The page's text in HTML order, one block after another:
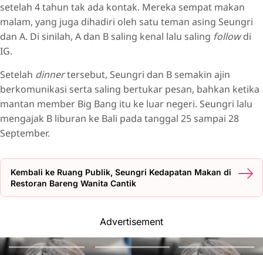
setelah 4 tahun tak ada kontak. Mereka sempat makan
malam, yang juga dihadiri oleh satu teman asing Seungri
dan A. Di sinilah, A dan B saling kenal lalu saling followdi
IG.
Setelah dinnertersebut, Seungri dan B semakin ajin
berkomunikasi serta saling bertukar pesan, bahkan ketika
mantan member Big Bang itu ke luar negeri. Seungri lalu
mengajak B liburan ke Bali pada tanggal 25 sampai 28
September.
Kembali ke Ruang Publik, Seungri Kedapatan Makan di
Restoran Bareng Wanita Cantik
Advertisement